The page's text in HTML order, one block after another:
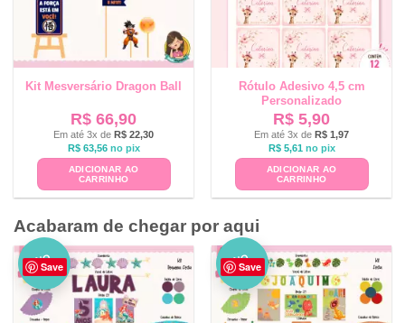
Kit Mesversário Dragon Ball
R$ 66,90
Em até 3x de R$ 22,30
R$63,56 no pix
ADICIONAR AO
CARRINHO
Rótulo Adesivo 4,5 cm
Personalizado
R$ 5,90
Em até 3x de R$ 1,97
R$5,61 no pix
ADICIONAR AO
CARRINHO
Acabaram de chegar por aqui
Save
NO
VO Save
NO
VO